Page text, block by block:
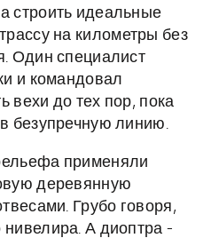
строить идеальные
на километры без
Один специалист
и командовал
вехи до тех пор, пока
безупречную линию.
применяли
деревянную
Грубо говоря,
А диоптра -